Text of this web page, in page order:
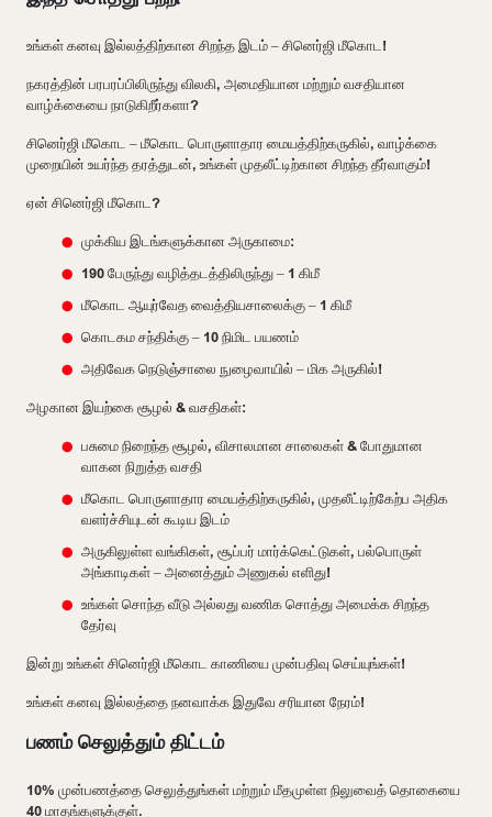
உங்கள் கனவு இல்லத்திற்கான சிறந்த இடம் – சினெர்ஜி மீகொட!
நகரத்தின் பரபரப்பிலிருந்து விலகி, அமைதியான மற்றும் வசதியான
வாழ்க்கையை நாடுகிறீர்களா?
சினெர்ஜி மீகொட – மீகொட பொருளாதார மையத்திற்கருகில், வாழ்க்கை
முறையின் உயர்ந்த தரத்துடன், உங்கள் முதலீட்டிற்கான சிறந்த தீர்வாகும்!
ஏன் சினெர்ஜி மீகொட?
முக்கிய இடங்களுக்கான அருகாமை:
190 பேருந்து வழித்தடத்திலிருந்து – 1 கிமீ
மீகொட ஆயுர்வேத வைத்தியசாலைக்கு – 1 கிமீ
கொடகம சந்திக்கு – 10 நிமிட பயணம்
அதிவேக நெடுஞ்சாலை நுழைவாயில் – மிக அருகில்!
அழகான இயற்கை சூழல் & வசதிகள்:
பசுமை நிறைந்த சூழல், விசாலமான சாலைகள் & போதுமான
வாகன நிறுத்த வசதி
மீகொட பொருளாதார மையத்திற்கருகில், முதலீட்டிற்கேற்ப அதிக
வளர்ச்சியுடன் கூடிய இடம்
அருகிலுள்ள வங்கிகள், சூப்பர் மார்க்கெட்டுகள், பல்பொருள்
அங்காடிகள் – அனைத்தும் அணுகல் எளிது!
உங்கள் சொந்த வீடு அல்லது வணிக சொத்து அமைக்க சிறந்த
தேர்வு
இன்று உங்கள் சினெர்ஜி மீகொட காணியை முன்பதிவு செய்யுங்கள்!
உங்கள் கனவு இல்லத்தை நனவாக்க இதுவே சரியான நேரம்!
பணம் செலுத்தும் திட்டம்
10% முன்பணத்தை செலுத்துங்கள் மற்றும் மீதமுள்ள நிலுவைத் தொகையை
40 மாதங்களுக்குள்.